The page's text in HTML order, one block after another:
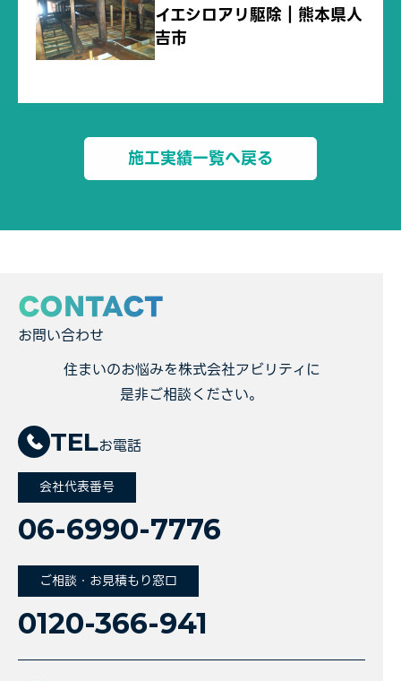
イエシロアリ駆除｜熊本県人
吉市
施工実績一覧へ戻る
CONTACT
お問い合わせ
住まいのお悩みを株式会社アビリティに
是非ご相談ください。
TELお電話
会社代表番号
06-6990-7776
ご相談・お見積もり窓口
0120-366-941